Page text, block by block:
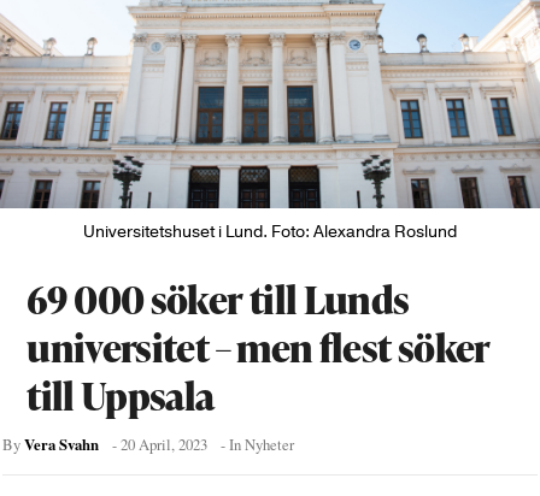
Universitetshuset i Lund. Foto: Alexandra Roslund
69 000 söker till Lunds
universitet – men flest söker
till Uppsala
ByVera Svahn -20 April, 2023 - InNyheter